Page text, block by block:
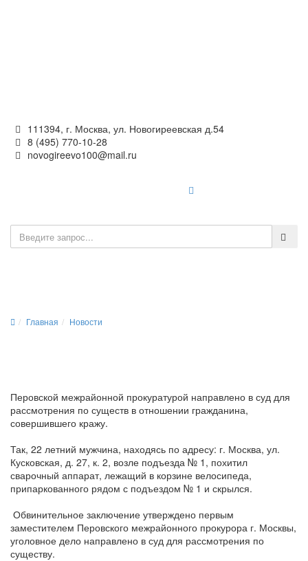
111394, г. Москва, ул. Новогиреевская д.54
8 (495) 770-10-28
novogireevo100@mail.ru
Главная Новости
Перовской межрайонной прокуратурой направлено в суд для
рассмотрения по существ в отношении гражданина,
совершившего кражу.
Так, 22 летний мужчина, находясь по адресу: г. Москва, ул.
Кусковская, д. 27, к. 2, возле подъезда № 1, похитил
сварочный аппарат, лежащий в корзине велосипеда,
припаркованного рядом с подъездом № 1 и скрылся.
Обвинительное заключение утверждено первым
заместителем Перовского межрайонного прокурора г. Москвы,
уголовное дело направлено в суд для рассмотрения по
существу.